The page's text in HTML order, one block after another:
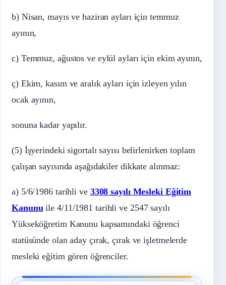
b) Nisan, mayıs ve haziran ayları için temmuz
ayının,
c) Temmuz, ağustos ve eylül ayları için ekim ayının,
ç) Ekim, kasım ve aralık ayları için izleyen yılın
ocak ayının,
sonuna kadar yapılır.
(5) İşyerindeki sigortalı sayısı belirlenirken toplam
çalışan sayısında aşağıdakiler dikkate alınmaz:
a) 5/6/1986 tarihli ve 3308 sayılı Mesleki Eğitim
Kanunu ile 4/11/1981 tarihli ve 2547 sayılı
Yükseköğretim Kanunu kapsamındaki öğrenci
statüsünde olan aday çırak, çırak ve işletmelerde
mesleki eğitim gören öğrenciler.